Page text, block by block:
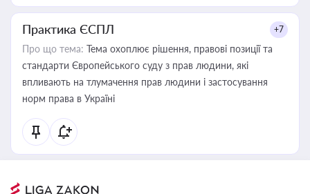
Практика ЄСПЛ +7
Про що тема: Тема охоплює рішення, правові позиції та
стандарти Європейського суду з прав людини, які
впливають на тлумачення прав людини і застосування
норм права в Україні